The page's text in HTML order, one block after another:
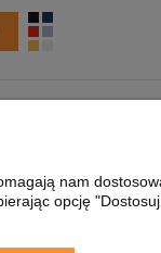
CZAS I KOSZTY DOSTAWY
nam
opcję "Dostosuj